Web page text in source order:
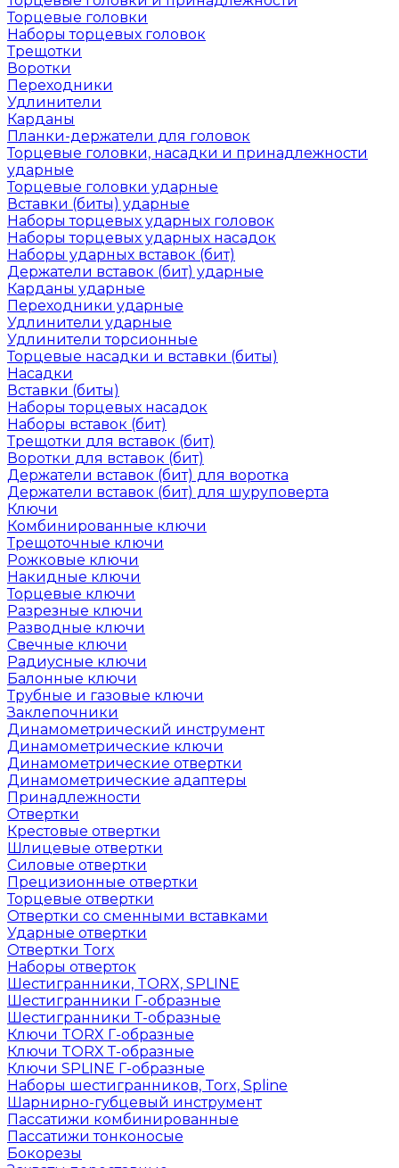
Торцевые головки
Наборы торцевых головок
Трещотки
Воротки
Переходники
Удлинители
Карданы
Планки-держатели для головок
Торцевые головки, насадки и принадлежности
ударные
Торцевые головки ударные
Вставки (биты) ударные
Наборы торцевых ударных головок
Наборы торцевых ударных насадок
Наборы ударных вставок (бит)
Держатели вставок (бит) ударные
Карданы ударные
Переходники ударные
Удлинители ударные
Удлинители торсионные
Торцевые насадки и вставки (биты)
Насадки
Вставки (биты)
Наборы торцевых насадок
Наборы вставок (бит)
Трещотки для вставок (бит)
Воротки для вставок (бит)
Держатели вставок (бит) для воротка
Держатели вставок (бит) для шуруповерта
Ключи
Комбинированные ключи
Трещоточные ключи
Рожковые ключи
Накидные ключи
Торцевые ключи
Разрезные ключи
Разводные ключи
Свечные ключи
Радиусные ключи
Балонные ключи
Трубные и газовые ключи
Заклепочники
Динамометрический инструмент
Динамометрические ключи
Динамометрические отвертки
Динамометрические адаптеры
Принадлежности
Отвертки
Крестовые отвертки
Шлицевые отвертки
Силовые отвертки
Прецизионные отвертки
Торцевые отвертки
Отвертки со сменными вставками
Ударные отвертки
Отвертки Torx
Наборы отверток
Шестигранники, TORX, SPLINE
Шестигранники Г-образные
Шестигранники Т-образные
Ключи TORX Г-образные
Ключи TORX Т-образные
Ключи SPLINE Г-образные
Наборы шестигранников, Torx, Spline
Шарнирно-губцевый инструмент
Пассатижи комбинированные
Пассатижи тонконосые
Бокорезы